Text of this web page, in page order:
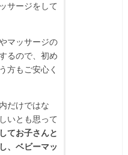
サージをして
マッサージの
るので、初め
方もご安心く
だけではな
いとも思って
てお子さんと
、ベビーマッ